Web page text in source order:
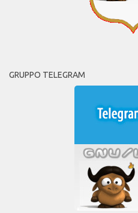
GRUPPO TELEGRAM